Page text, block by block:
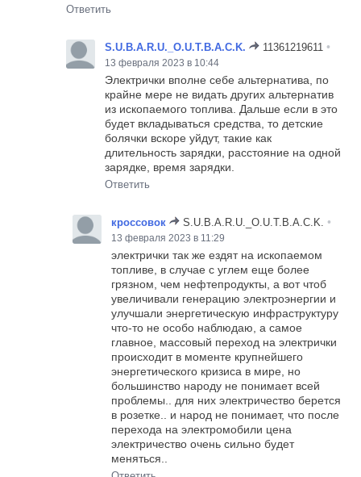
Ответить
S.U.B.A.R.U._O.U.T.B.A.C.K. 11361219611 •
13 февраля 2023 в 10:44
Электрички вполне себе альтернатива, по
крайне мере не видать других альтернатив
из ископаемого топлива. Дальше если в это
будет вкладываться средства, то детские
болячки вскоре уйдут, такие как
длительность зарядки, расстояние на одной
зарядке, время зарядки.
Ответить
кроссовок S.U.B.A.R.U._O.U.T.B.A.C.K. •
13 февраля 2023 в 11:29
электрички так же ездят на ископаемом
топливе, в случае с углем еще более
грязном, чем нефтепродукты, а вот чтоб
увеличивали генерацию электроэнергии и
улучшали энергетическую инфраструктуру
что-то не особо наблюдаю, а самое
главное, массовый переход на электрички
происходит в моменте крупнейшего
энергетического кризиса в мире, но
большинство народу не понимает всей
проблемы.. для них электричество берется
в розетке.. и народ не понимает, что после
перехода на электромобили цена
электричество очень сильно будет
меняться..